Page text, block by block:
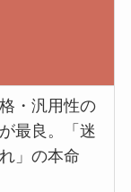
・汎用性の
最良。「迷
」の本命